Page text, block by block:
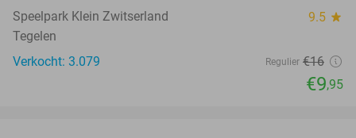
Speelpark Klein Zwitserland 9.5 star
Tegelen
Verkocht: 3.079
Regulier €16
€9,95